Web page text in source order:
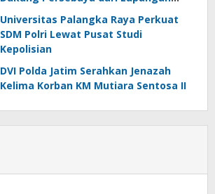
Mapolda
Universitas Palangka Raya Perkuat
SDM Polri Lewat Pusat Studi
Kepolisian
DVI Polda Jatim Serahkan Jenazah
Kelima Korban KM Mutiara Sentosa II